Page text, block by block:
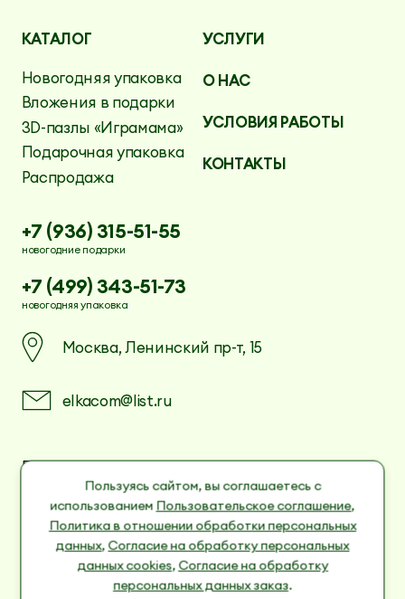
Пользуясь сайтом, вы соглашаетесь с
использованием Пользовательское соглашение,
Политика в отношении обработки персональных
данных,Согласие на обработку персональных
данных cookies,Согласие на обработку
персональных данных заказ.
КАТАЛОГ
Новогодняя упаковка
Вложения в подарки
3D-пазлы «Играмама»
Подарочная упаковка
Распродажа
УСЛУГИ
О НАС
УСЛОВИЯ РАБОТЫ
КОНТАКТЫ
+7 (936) 315-51-55
новогодние подарки
+7 (499) 343-51-73
новогодняя упаковка
Москва, Ленинский пр-т, 15
elkacom@list.ru
Пользовательское соглашение
Политика в отношении обработки
персональных данных
Согласие на обработку персональных данных
cookies
Согласие на обработку персональных данных